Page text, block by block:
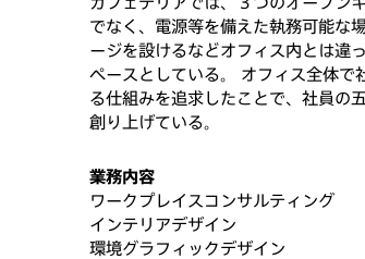
カフェテリアでは、３つのオープン
でなく、電源等を備えた執務可能な
ージを設けるなどオフィス内とは違
ペースとしている。 オフィス全体で
る仕組みを追求したことで、社員の
創り上げている。
業務内容
ワークプレイスコンサルティング
インテリアデザイン
環境グラフィックデザイン